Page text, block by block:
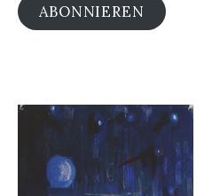
ABONNIEREN